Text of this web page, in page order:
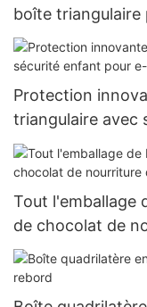
boîte
Protection
triangulaire avec
cigarettes
Tout l'emballage
de chocolat de
de papier